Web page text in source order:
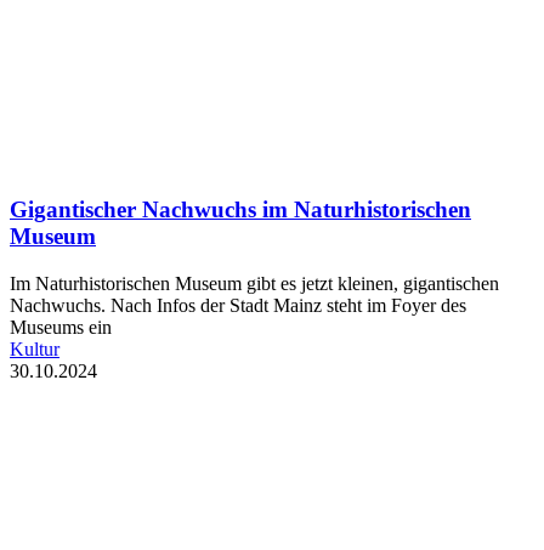
Gigantischer Nachwuchs im Naturhistorischen
Museum
Im Naturhistorischen Museum gibt es jetzt kleinen, gigantischen
Nachwuchs. Nach Infos der Stadt Mainz steht im Foyer des
Museums ein
Kultur
30.10.2024